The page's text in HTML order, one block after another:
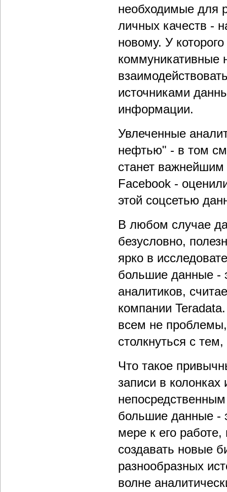
необходимые для
личных качеств -
новому. У
коммуникативные
источниками
информации.
Увлеченные
нефтью" - в том
станет
Facebook -
этой соцсетью
В любом случае
безусловно,
ярко в
большие данные -
аналитиков,
компании
всем не
столкнуться с
Что такое
записи в колонках
большие данные -
мере к его
создавать новые
разнообразных
волне